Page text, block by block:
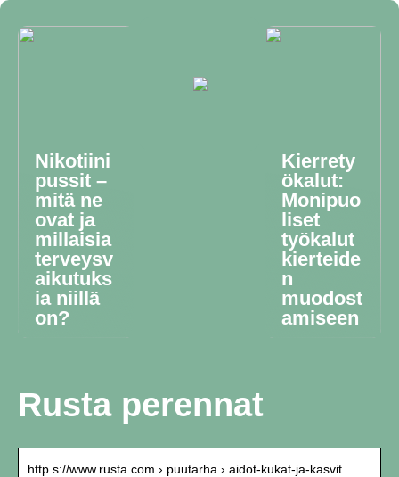
Nikotiini
pussit –
mitä ne
ovat ja
millaisia
terveysv
aikutuks
ia niillä
on?
Kierrety
ökalut:
Monipuo
liset
työkalut
kierteide
n
muodost
amiseen
Rusta perennat
http s://www.rusta.com › puutarha › aidot-kukat-ja-kasvit